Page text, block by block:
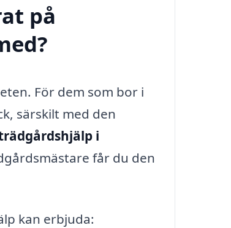
på
För dem som bor i
särskilt med den
i
får du den
kan erbjuda: